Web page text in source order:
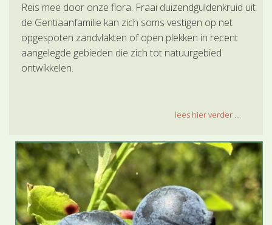
Reis mee door onze flora. Fraai duizendguldenkruid uit
de Gentiaanfamilie kan zich soms vestigen op net
opgespoten zandvlakten of open plekken in recent
aangelegde gebieden die zich tot natuurgebied
ontwikkelen.
lees hier verder ...